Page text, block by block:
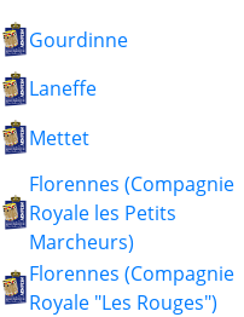
Gourdinne
Laneffe
Mettet
Florennes (Compagnie
Royale les Petits
Marcheurs)
Florennes (Compagnie
Royale "Les Rouges")